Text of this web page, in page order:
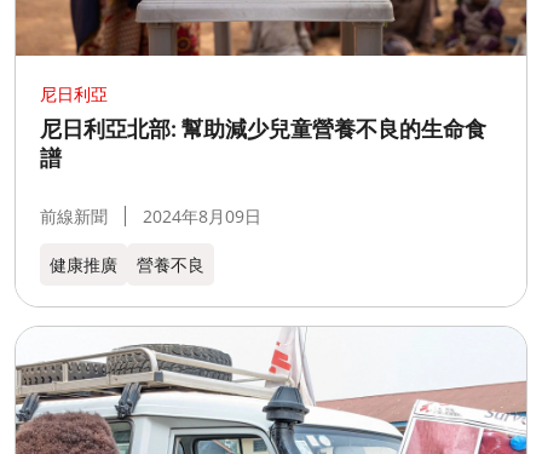
尼日利亞
尼日利亞北部: 幫助減少兒童營養不良的生命食
譜
前線新聞 2024年8月09日
健康推廣 營養不良